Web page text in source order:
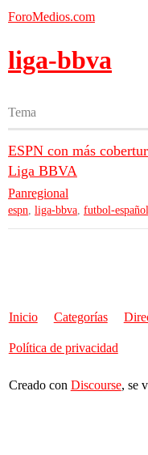
ForoMedios.com
liga-bbva
Tema
ESPN con más
Liga BBVA
Panregional
espn, liga-bbva, futbol-español
Inicio Categorías
Política de privacidad
Creado con Discourse, se